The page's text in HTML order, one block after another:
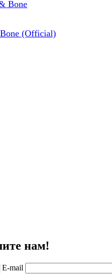
(Official)
нам!
E-mail